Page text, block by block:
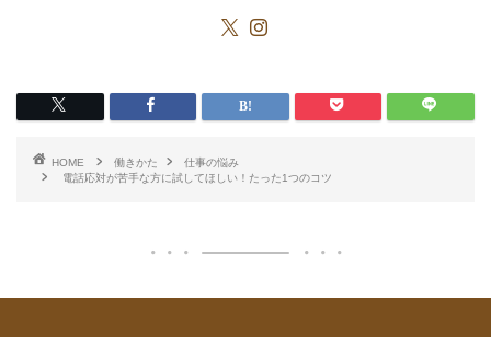
HOME 働きかた
仕事の悩み
電話応対が苦手な方に試してほしい！たった1つのコツ